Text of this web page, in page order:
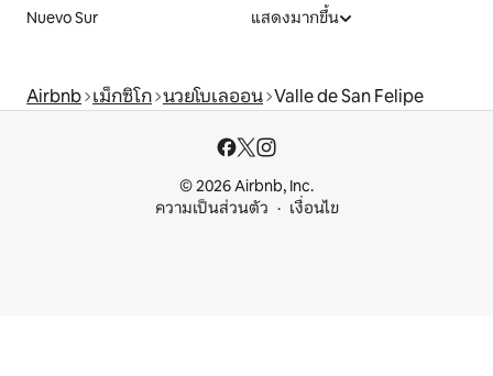
Nuevo Sur แสดงมากขึ้น
Airbnb เม็กซิโก นวยโบเลออน Valle de San Felipe
© 2026 Airbnb, Inc.
ความเป็นส่วนตัว
เงื่อนไข